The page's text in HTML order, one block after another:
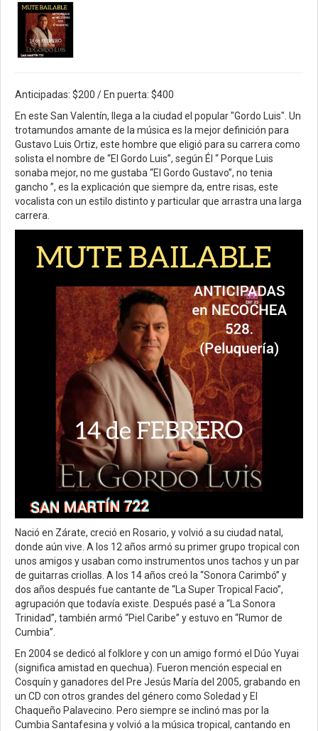
Anticipadas: $200 / En puerta: $400
En este San Valentín, llega a la ciudad el popular "Gordo Luis". Un
trotamundos amante de la música es la mejor definición para
Gustavo Luis Ortiz, este hombre que eligió para su carrera como
solista el nombre de “El Gordo Luis”, según Él “ Porque Luis
sonaba mejor, no me gustaba “El Gordo Gustavo”, no tenia
gancho ”, es la explicación que siempre da, entre risas, este
vocalista con un estilo distinto y particular que arrastra una larga
carrera.
Nació en Zárate, creció en Rosario, y volvió a su ciudad natal,
donde aún vive. A los 12 años armó su primer grupo tropical con
unos amigos y usaban como instrumentos unos tachos y un par
de guitarras criollas. A los 14 años creó la “Sonora Carimbó” y
dos años después fue cantante de “La Super Tropical Facio”,
agrupación que todavía existe. Después pasé a “La Sonora
Trinidad”, también armó “Piel Caribe” y estuvo en “Rumor de
Cumbia”.
En 2004 se dedicó al folklore y con un amigo formó el Dúo Yuyai
(significa amistad en quechua). Fueron mención especial en
Cosquín y ganadores del Pre Jesús María del 2005, grabando en
un CD con otros grandes del género como Soledad y El
Chaqueño Palavecino. Pero siempre se inclinó mas por la
Cumbia Santafesina y volvió a la música tropical, cantando en